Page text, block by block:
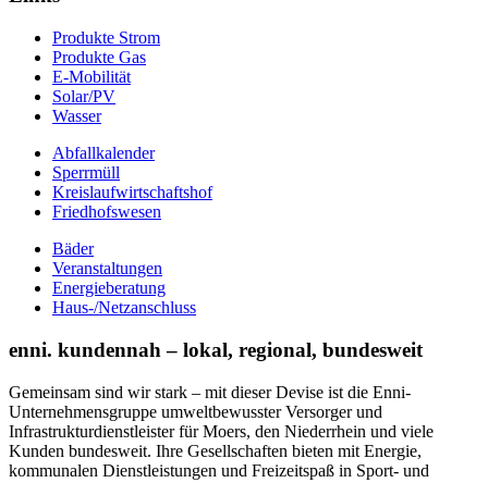
Produkte Strom
Produkte Gas
E-Mobilität
Solar/PV
Wasser
Abfallkalender
Sperrmüll
Kreislaufwirtschaftshof
Friedhofswesen
Bäder
Veranstaltungen
Energieberatung
Haus-/Netzanschluss
enni. kundennah – lokal, regional, bundesweit
Gemeinsam sind wir stark – mit dieser Devise ist die Enni-
Unternehmensgruppe umweltbewusster Versorger und
Infrastrukturdienstleister für Moers, den Niederrhein und viele
Kunden bundesweit. Ihre Gesellschaften bieten mit Energie,
kommunalen Dienstleistungen und Freizeitspaß in Sport- und